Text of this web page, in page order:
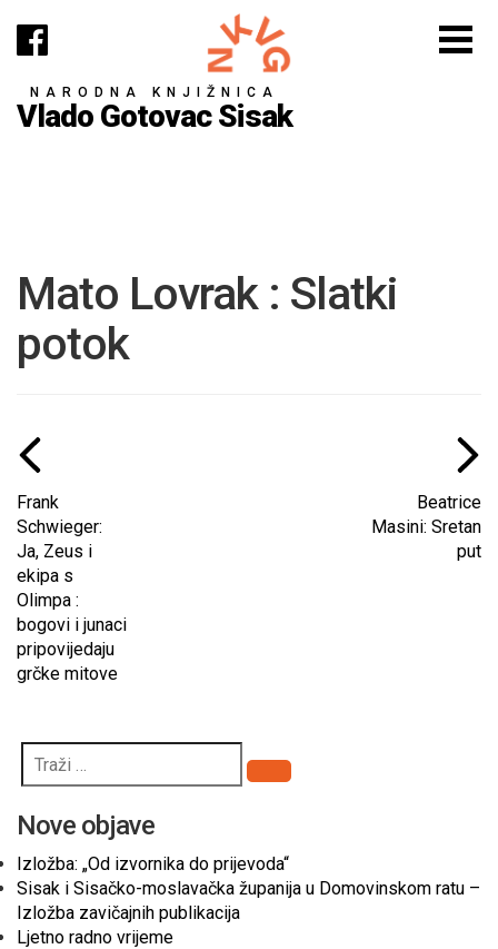
NARODNA KNJIŽNICA
Vlado Gotovac Sisak
Mato Lovrak : Slatki
potok
Frank
Schwieger:
Ja, Zeus i
ekipa s
Olimpa :
bogovi i junaci
pripovijedaju
grčke mitove
Beatrice
Masini: Sretan
put
Pretraži
Nove objave
Izložba: „Od izvornika do prijevoda“
Sisak i Sisačko-moslavačka županija u Domovinskom ratu –
Izložba zavičajnih publikacija
Ljetno radno vrijeme